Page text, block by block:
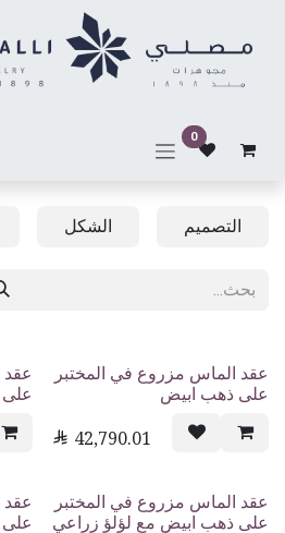
0
التصميم الشكل
عقد الماس مزروع في المختبر
على ذهب ابيض
 42,790.01
عقد
عقد الماس مزروع في المختبر
على ذهب ابيض مع لؤلؤ زراعي
عقد